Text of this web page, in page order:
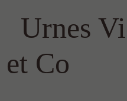
Urnes
et Co